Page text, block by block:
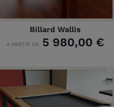
Billard Wallis
A PARTIR DE5 980,00 €